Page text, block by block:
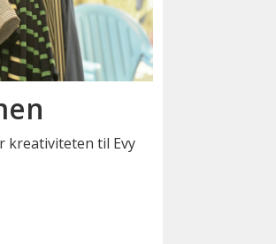
kreativiteten til Evy